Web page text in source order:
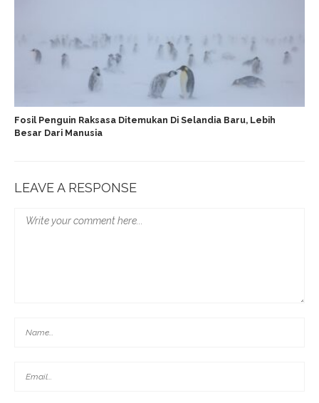
Fosil Penguin Raksasa Ditemukan Di Selandia Baru, Lebih
Besar Dari Manusia
LEAVE A RESPONSE